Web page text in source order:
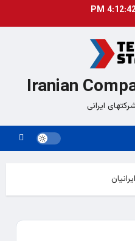
4:12:42
Iranian
ایرانی